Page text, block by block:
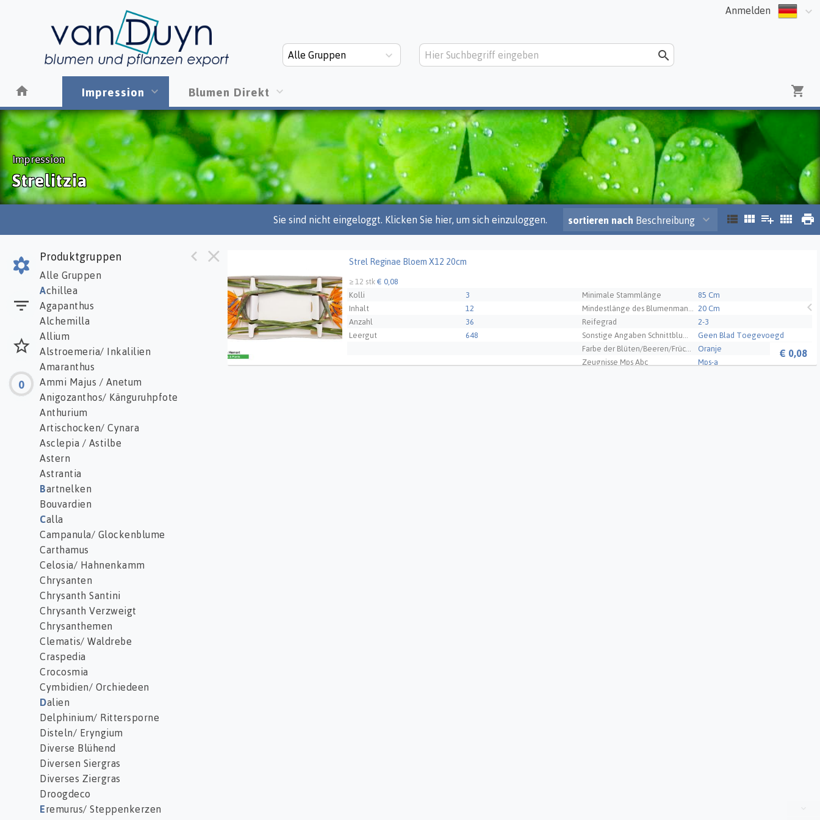
Anmelden
Alle Gruppen
Impression Blumen Direkt
Impression
Strelitzia
Sie sind nicht eingeloggt. Klicken Sie hier, um sich einzuloggen. sortieren nach Beschreibung
0
Produktgruppen
Alle Gruppen
Achillea
Agapanthus
Alchemilla
Allium
Alstroemeria/ Inkalilien
Amaranthus
Ammi Majus / Anetum
Anigozanthos/ Känguruhpfote
Anthurium
Artischocken/ Cynara
Asclepia / Astilbe
Astern
Astrantia
Bartnelken
Bouvardien
Calla
Campanula/ Glockenblume
Carthamus
Celosia/ Hahnenkamm
Chrysanten
Chrysanth Santini
Chrysanth Verzweigt
Chrysanthemen
Clematis/ Waldrebe
Craspedia
Crocosmia
Cymbidien/ Orchiedeen
Dalien
Delphinium/ Rittersporne
Disteln/ Eryngium
Diverse Blühend
Diversen Siergras
Diverses Ziergras
Droogdeco
Eremurus/ Steppenkerzen
Strel Reginae Bloem X12 20cm
≥ 12 stk€ 0,08
Kolli
3 Minimale Stammlänge
85 Cm
Inhalt
12
20 Cm
Anzahl
36 Reifegrad
2-3
Leergut
648
Geen Blad Toegevoegd
Oranje
Zeugnisse Mps Abc
Mps-a
€ 0,08
Strel Reginae Bloem X12 20cm